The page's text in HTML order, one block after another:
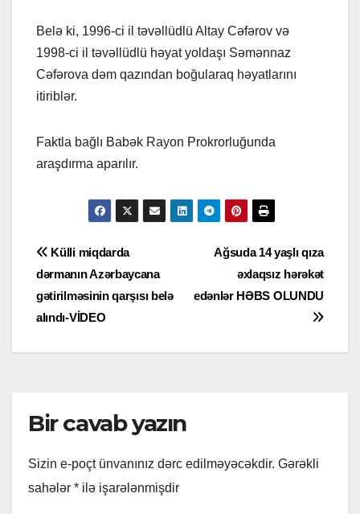
Belə ki, 1996-ci il təvəllüdlü Altay Cəfərov və
1998-ci il təvəllüdlü həyat yoldaşı Səmənnaz
Cəfərova dəm qazından boğularaq həyatlarını
itiriblər.
Faktla bağlı Babək Rayon Prokrorluğunda
araşdırma aparılır.
Yazı
naviqasiyası
Ağsuda 14 yaşlı qıza
əxlaqsız hərəkət
edənlər HƏBS OLUNDU
Külli miqdarda
dərmanın Azərbaycana
gətirilməsinin qarşısı belə
alındı-VİDEO
Bir cavab yazın
Sizin e-poçt ünvanınız dərc edilməyəcəkdir. Gərəkli
sahələr * ilə işarələnmişdir